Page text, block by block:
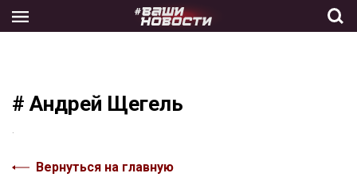
the
# Андрей Щегель
Вернуться на главную